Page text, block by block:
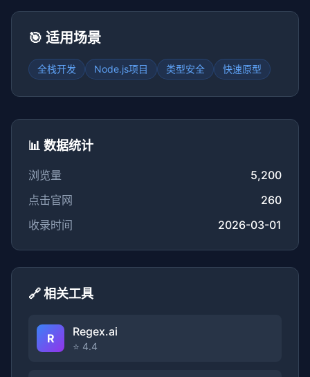
🎯 适用场景
全栈开发 Node.js项目 类型安全 快速原型
📊 数据统计
浏览量
5,200
点击官网
260
收录时间
2026-03-01
🔗 相关工具
R Regex.ai
⭐ 4.4